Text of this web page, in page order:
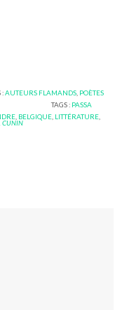
:AUTEURS FLAMANDS POÈTES
TAGS : PASSA
BELGIQUE LITTÉRATURE
CUNIN